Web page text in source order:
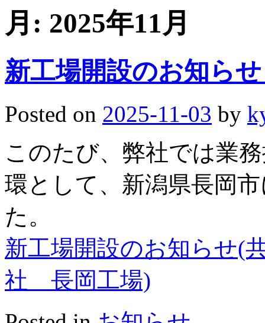
月: 2025年11月
新工場開設のお知ら
Posted on 2025-11-03 by
このたび、弊社では業
環として、新潟県長岡
た。
新工場開設のお知らせ(
社 長岡工場)